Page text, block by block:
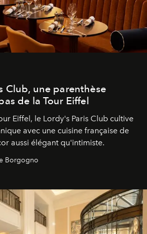
Club, une parenthèse
de la Tour Eiffel
Eiffel, le Lordy's Paris Club cultive
avec une cuisine française de
aussi élégant qu'intimiste.
Borgogno